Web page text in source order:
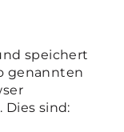
speichert
genannten
sind: